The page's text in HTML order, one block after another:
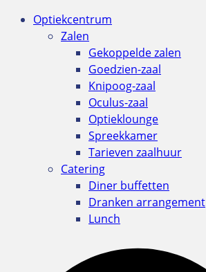
Optiekcentrum
Zalen
Gekoppelde zalen
Goedzien-zaal
Knipoog-zaal
Oculus-zaal
Optieklounge
Spreekkamer
Tarieven zaalhuur
Catering
Diner buffetten
Dranken arrangement
Lunch